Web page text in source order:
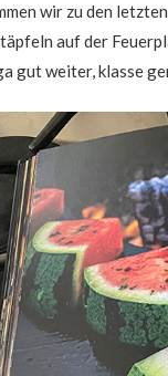
wir zu den
auf der
gut weiter, klasse